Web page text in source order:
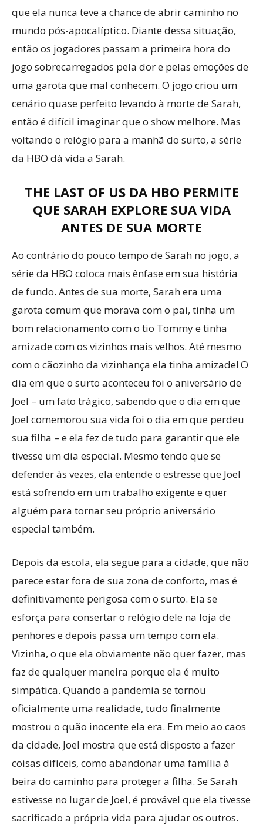
que ela nunca teve a chance de abrir caminho no
mundo pós-apocalíptico. Diante dessa situação,
então os jogadores passam a primeira hora do
jogo sobrecarregados pela dor e pelas emoções de
uma garota que mal conhecem. O jogo criou um
cenário quase perfeito levando à morte de Sarah,
então é difícil imaginar que o show melhore. Mas
voltando o relógio para a manhã do surto, a série
da HBO dá vida a Sarah.
THE LAST OF US DA HBO PERMITE
QUE SARAH EXPLORE SUA VIDA
ANTES DE SUA MORTE
Ao contrário do pouco tempo de Sarah no jogo, a
série da HBO coloca mais ênfase em sua história
de fundo. Antes de sua morte, Sarah era uma
garota comum que morava com o pai, tinha um
bom relacionamento com o tio Tommy e tinha
amizade com os vizinhos mais velhos. Até mesmo
com o cãozinho da vizinhança ela tinha amizade! O
dia em que o surto aconteceu foi o aniversário de
Joel – um fato trágico, sabendo que o dia em que
Joel comemorou sua vida foi o dia em que perdeu
sua filha – e ela fez de tudo para garantir que ele
tivesse um dia especial. Mesmo tendo que se
defender às vezes, ela entende o estresse que Joel
está sofrendo em um trabalho exigente e quer
alguém para tornar seu próprio aniversário
especial também.
Depois da escola, ela segue para a cidade, que não
parece estar fora de sua zona de conforto, mas é
definitivamente perigosa com o surto. Ela se
esforça para consertar o relógio dele na loja de
penhores e depois passa um tempo com ela.
Vizinha, o que ela obviamente não quer fazer, mas
faz de qualquer maneira porque ela é muito
simpática. Quando a pandemia se tornou
oficialmente uma realidade, tudo finalmente
mostrou o quão inocente ela era. Em meio ao caos
da cidade, Joel mostra que está disposto a fazer
coisas difíceis, como abandonar uma família à
beira do caminho para proteger a filha. Se Sarah
estivesse no lugar de Joel, é provável que ela tivesse
sacrificado a própria vida para ajudar os outros.